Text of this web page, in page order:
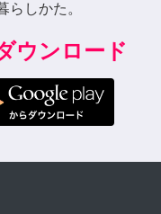
らしかた。
ウンロード